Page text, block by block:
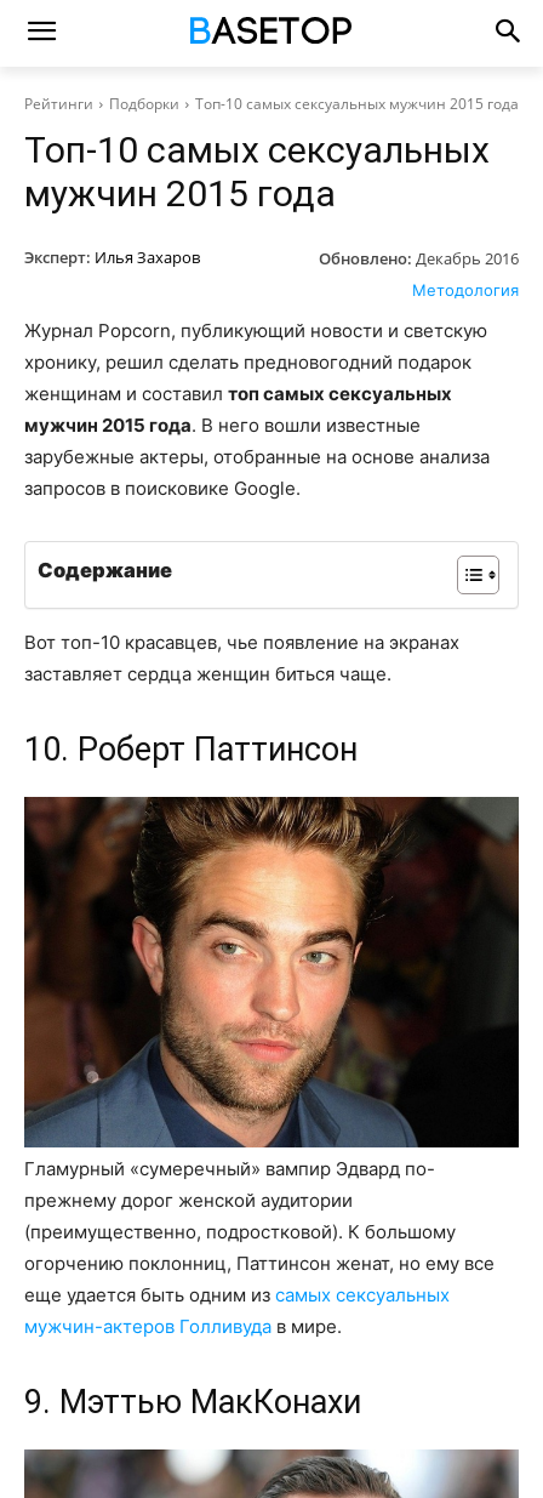
Рейтинги Подборки Топ-10 самых сексуальных мужчин 2015 года
Топ-10 самых сексуальных
мужчин 2015 года
Эксперт: Илья Захаров Обновлено: Декабрь 2016
Методология
Журнал Popcorn, публикующий новости и светскую
хронику, решил сделать предновогодний подарок
женщинам и составил топ самых сексуальных
мужчин 2015 года. В него вошли известные
зарубежные актеры, отобранные на основе анализа
запросов в поисковике Google.
Содержание
Вот топ-10 красавцев, чье появление на экранах
заставляет сердца женщин биться чаще.
10. Роберт Паттинсон
Гламурный «сумеречный» вампир Эдвард по-
прежнему дорог женской аудитории
(преимущественно, подростковой). К большому
огорчению поклонниц, Паттинсон женат, но ему все
еще удается быть одним из самых сексуальных
мужчин-актеров Голливуда в мире.
9. Мэттью МакКонахи